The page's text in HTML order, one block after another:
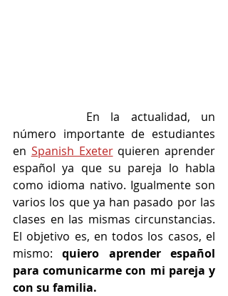
número importante de estudiantes
en Spanish Exeter quieren aprender
español ya que su pareja lo habla
como idioma nativo. Igualmente son
varios los que ya han pasado por las
clases en las mismas circunstancias.
El objetivo es, en todos los casos, el
mismo: quiero aprender español
para comunicarme con mi pareja y
con su familia.